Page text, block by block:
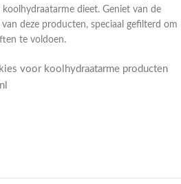
dieet. Geniet van de
deze producten, speciaal gefilterd om
te voldoen.
voor koolhydraatarme producten